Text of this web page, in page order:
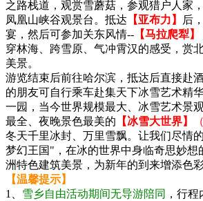
之路栈道，观赏雪蘑菇，参观猎户人家
凤凰山峡谷观景台。抵达 【亚布力】
后
宴，然后可参加关东风情-- 【马拉爬犁】
穿林海、跨雪原、气冲霄汉的感受，赏
美景。
游览结束后前往哈尔滨，抵达后直接赴
的朋友可自行乘车赴集天下冰雪艺术精
一园，当今世界规模最大、冰雪艺术景
最全、夜晚景色最美的 【冰雪大世界】
冬天千里冰封、万里雪飘。让我们尽情
梦幻王国"，在冰的世界中身临奇思妙想
洲特色建筑美景，为新年的到来增添色彩
【温馨提示】
1、 雪乡自由活动期间无导游陪同 ，行